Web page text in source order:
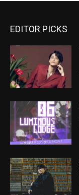
EDITOR PICKS